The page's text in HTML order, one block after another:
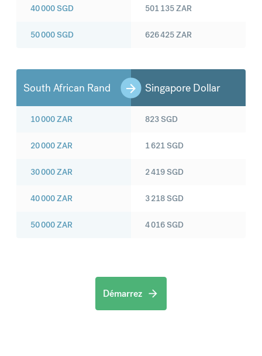
40 000SGD
50 000SGD
501 135ZAR
626 425ZAR
South African Rand Singapore Dollar
10 000ZAR
20 000ZAR
30 000ZAR
40 000ZAR
50 000ZAR
823SGD
1 621SGD
2 419SGD
3 218SGD
4 016SGD
Démarrez